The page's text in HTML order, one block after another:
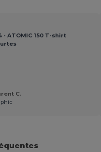
- ATOMIC 150 T-shirt
C.